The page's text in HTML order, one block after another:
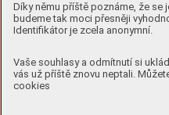
Díky němu příště poznáme, že se
budeme tak moci přesněji
Identifikátor je zcela anonymní.
Vaše souhlasy a odmítnutí si
vás už příště znovu neptali.
cookies